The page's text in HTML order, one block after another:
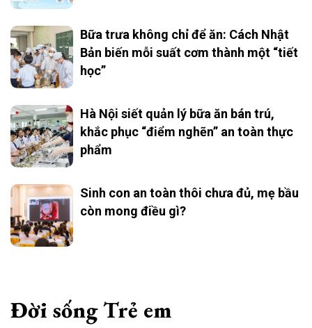
Bữa trưa không chỉ để ăn: Cách Nhật
Bản biến mỗi suất cơm thành một “tiết
học”
Hà Nội siết quản lý bữa ăn bán trú,
khắc phục “điểm nghẽn” an toàn thực
phẩm
Sinh con an toàn thôi chưa đủ, mẹ bầu
còn mong điều gì?
Đời sống Trẻ em